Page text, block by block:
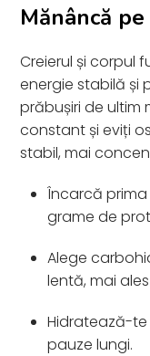
Mănâncă
Creierul și corpul
energie stabilă și
prăbușiri de ultim
constant și eviți
stabil, mai
Încarcă
grame de
Alege
lentă, mai
Hidratează-te
pauze lungi.